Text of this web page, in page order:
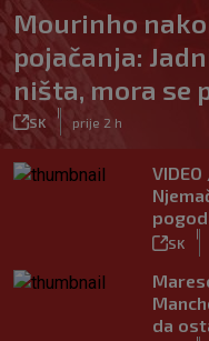
Mourinho
pojačanja:
ništa, mora se
SK prije 2 h
SK
da